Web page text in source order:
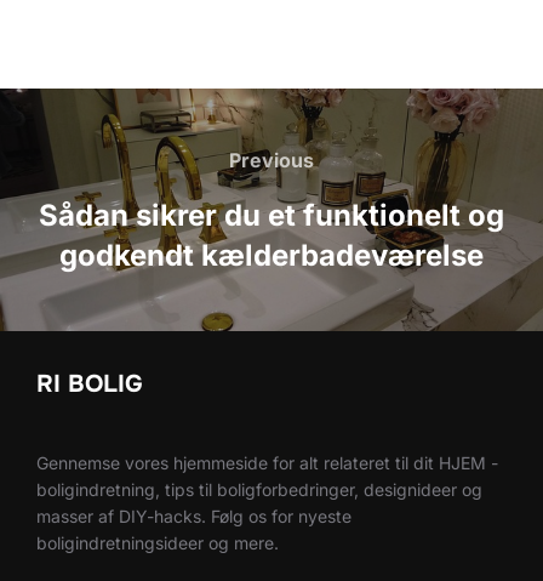
Indlægsnavigation
Previous
Previous
Sådan sikrer du et funktionelt og
godkendt kælderbadeværelse
RI BOLIG
Gennemse vores hjemmeside for alt relateret til dit HJEM -
boligindretning, tips til boligforbedringer, designideer og
masser af DIY-hacks. Følg os for nyeste
boligindretningsideer og mere.